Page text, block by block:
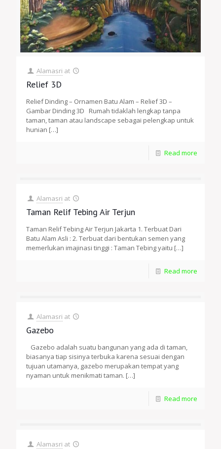
Alamasri at
Relief 3D
Relief Dinding – Ornamen Batu Alam – Relief 3D –
Gambar Dinding 3D Rumah tidaklah lengkap tanpa
taman, taman atau landscape sebagai pelengkap untuk
hunian […]
Read more
Alamasri at
Taman Relif Tebing Air Terjun
Taman Relif Tebing Air Terjun Jakarta 1. Terbuat Dari
Batu Alam Asli : 2. Terbuat dari bentukan semen yang
memerlukan imajinasi tinggi : Taman Tebing yaitu […]
Read more
Alamasri at
Gazebo
Gazebo adalah suatu bangunan yang ada di taman,
biasanya tiap sisinya terbuka karena sesuai dengan
tujuan utamanya, gazebo merupakan tempat yang
nyaman untuk menikmati taman. […]
Read more
Alamasri at